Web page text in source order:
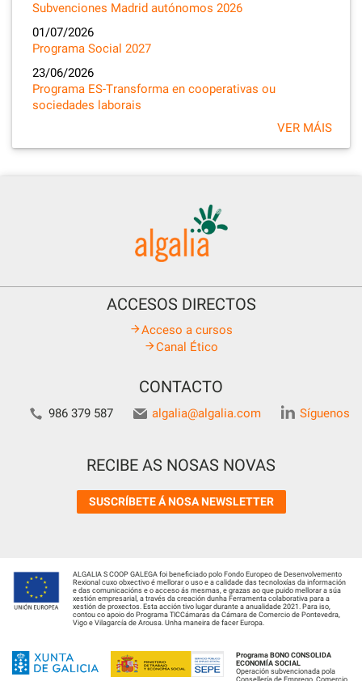
Subvenciones Madrid autónomos 2026
01/07/2026
Programa Social 2027
23/06/2026
Programa ES-Transforma en cooperativas ou
sociedades laborais
VER MÁIS
ACCESOS DIRECTOS
Acceso a cursos
Canal Ético
CONTACTO
986 379 587 algalia@algalia.com Síguenos
RECIBE AS NOSAS NOVAS
SUSCRÍBETE Á NOSA NEWSLETTER
ALGALIA S COOP GALEGA foi beneficiado polo Fondo Europeo de Desenvolvemento
Rexional cuxo obxectivo é mellorar o uso e a calidade das tecnoloxías da información
e das comunicacións e o acceso ás mesmas, e grazas ao que puido mellorar a súa
xestión empresarial, a través da creación dunha Ferramenta colaborativa para a
xestión de proxectos. Esta acción tivo lugar durante a anualidade 2021. Para iso,
contou co apoio do Programa TICCámaras da Cámara de Comercio de Pontevedra,
Vigo e Vilagarcía de Arousa. Unha maneira de facer Europa.
Programa BONO CONSOLIDA
ECONOMÍA SOCIAL
Operación subvencionada pola